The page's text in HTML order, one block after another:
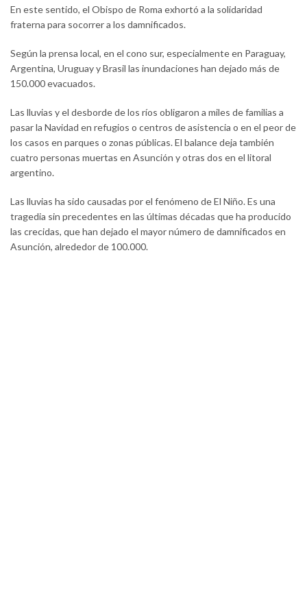
En este sentido, el Obispo de Roma exhortó a la solidaridad
fraterna para socorrer a los damnificados.
Según la prensa local, en el cono sur, especialmente en Paraguay,
Argentina, Uruguay y Brasil las inundaciones han dejado más de
150.000 evacuados.
Las lluvias y el desborde de los ríos obligaron a miles de familias a
pasar la Navidad en refugios o centros de asistencia o en el peor de
los casos en parques o zonas públicas. El balance deja también
cuatro personas muertas en Asunción y otras dos en el litoral
argentino.
Las lluvias ha sido causadas por el fenómeno de El Niño. Es una
tragedia sin precedentes en las últimas décadas que ha producido
las crecidas, que han dejado el mayor número de damnificados en
Asunción, alrededor de 100.000.